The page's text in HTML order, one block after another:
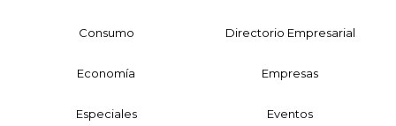
Consumo Directorio Empresarial
Economía Empresas
Especiales Eventos